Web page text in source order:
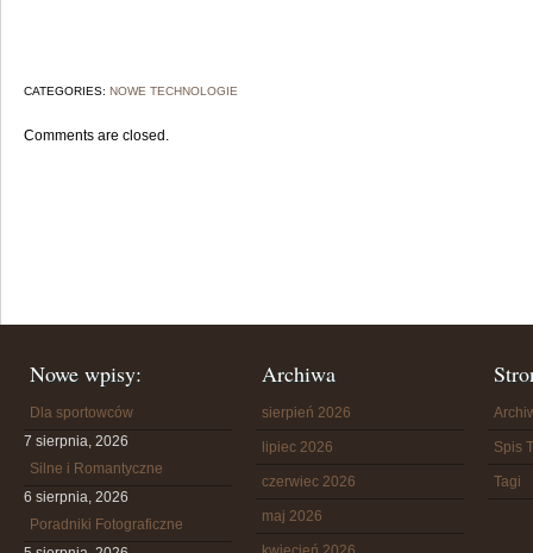
CATEGORIES: NOWE TECHNOLOGIE
Comments are closed.
Nowe wpisy:
Dla sportowców
7 sierpnia, 2026
Silne i Romantyczne
6 sierpnia, 2026
Poradniki Fotograficzne
Archiwa
sierpień 2026
lipiec 2026
czerwiec 2026
maj 2026
Spis
Tagi